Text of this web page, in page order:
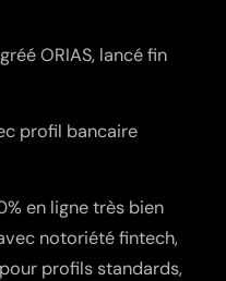
ORIAS, lancé fin
profil bancaire
en ligne très bien
notoriété fintech,
profils standards,